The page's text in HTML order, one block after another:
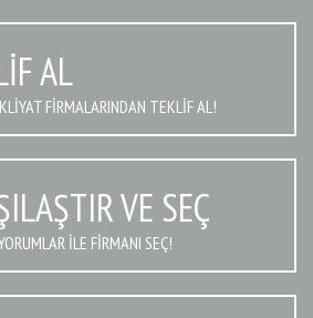
AL
FIRMALARINDAN TEKLIF AL!
VE SEÇ
İLE FIRMANI SEÇ!